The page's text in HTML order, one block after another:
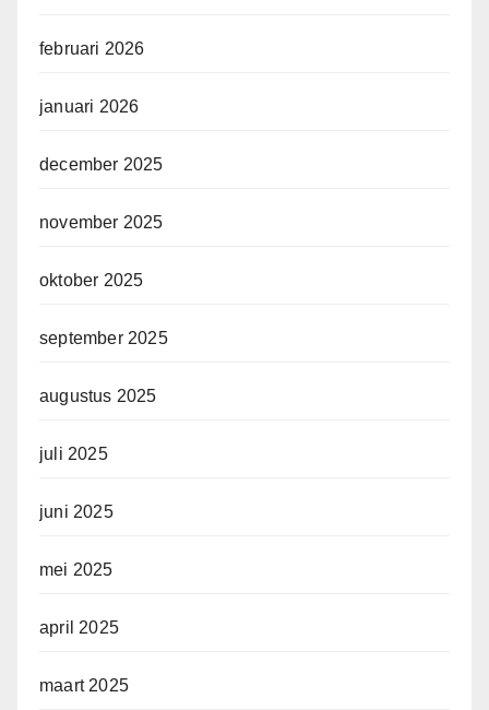
februari 2026
januari 2026
december 2025
november 2025
oktober 2025
september 2025
augustus 2025
juli 2025
juni 2025
mei 2025
april 2025
maart 2025